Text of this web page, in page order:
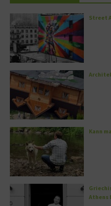
Street
Kann
Athens